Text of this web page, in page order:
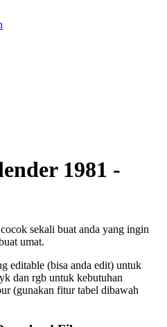
1981 -
sekali buat anda yang ingin
umat.
editable (bisa anda edit) untuk
dan rgb untuk kebutuhan
(gunakan fitur tabel dibawah